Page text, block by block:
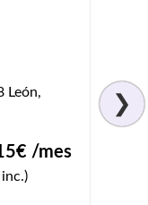
León,
€ /mes
inc.)
❯